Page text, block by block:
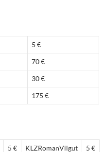
5 €
70 €
30 €
175 €
5 € KLZRomanVilgut 5 €